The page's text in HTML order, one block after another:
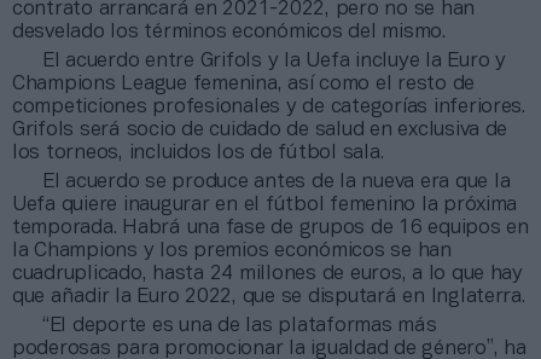
contrato arrancará en 2021-2022, pero no se han
desvelado los términos económicos del mismo.
El acuerdo entre Grifols y la Uefa incluye la Euro y
Champions League femenina, así como el resto de
competiciones profesionales y de categorías inferiores.
Grifols será socio de cuidado de salud en exclusiva de
los torneos, incluidos los de fútbol sala.
El acuerdo se produce antes de la nueva era que la
Uefa quiere inaugurar en el fútbol femenino la próxima
temporada. Habrá una fase de grupos de 16 equipos en
la Champions y los premios económicos se han
cuadruplicado, hasta 24 millones de euros, a lo que hay
que añadir la Euro 2022, que se disputará en Inglaterra.
“El deporte es una de las plataformas más
poderosas para promocionar la igualdad de género”, ha